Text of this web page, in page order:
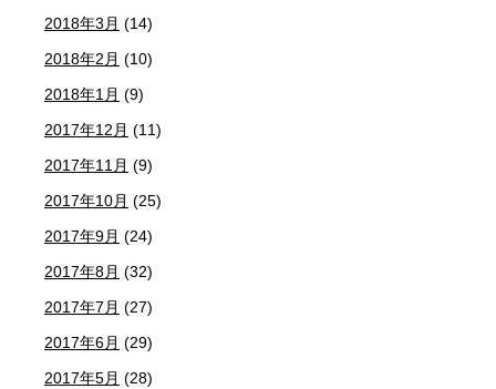
2018年3月 (14)
2018年2月 (10)
2018年1月 (9)
2017年12月 (11)
2017年11月 (9)
2017年10月 (25)
2017年9月 (24)
2017年8月 (32)
2017年7月 (27)
2017年6月 (29)
2017年5月 (28)